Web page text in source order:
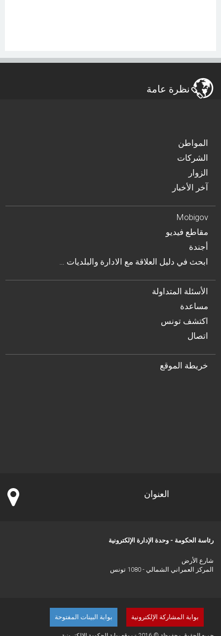
نظرة عامة
المواطن
الشركات
الزوار
آخر الأخبار
Mobigov
مقاطع فيديو
أجندة
… ابحث في دليل العلاقة مع الادارة والبلديات
الأسئلة المتداولة
مساعدة
اكتشف تونس
اتصال
خريطة الموقع
العنوان
رئاسة الحكومة - وحدة الإدارة الإلكترونية
شارع الأرض
المركز العمراني الشمالي - 1080 تونس
بوابة البينات المفتوحة بوابة المشاركة الإلكترونية